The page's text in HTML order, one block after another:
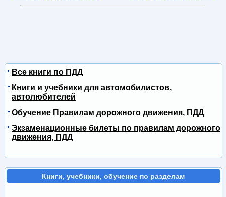
Все книги по ПДД
Книги и учебники для автомобилистов,
автолюбителей
Обучение Правилам дорожного движения, ПДД
Экзаменационные билеты по правилам дорожного
движения, ПДД
Книги, учебники, обучение по разделам